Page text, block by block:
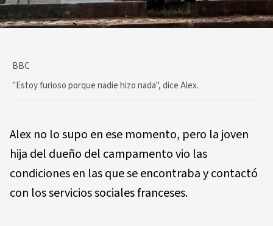
BBC
"Estoy furioso porque nadie hizo nada", dice Alex.
Alex no lo supo en ese momento, pero la joven
hija del dueño del campamento vio las
condiciones en las que se encontraba y contactó
con los servicios sociales franceses.